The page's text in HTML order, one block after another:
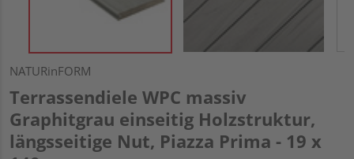
NATURinFORM
Terrassendiele WPC massiv
Graphitgrau einseitig Holzstruktur,
längsseitige Nut, Piazza Prima - 19 x